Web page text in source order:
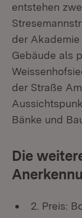
entstehen
der
Gebäude als
der Straße
Bänke und
Die
2. Preis: